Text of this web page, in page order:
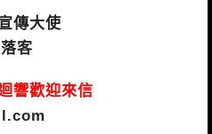
傳大使
客
響歡迎來信